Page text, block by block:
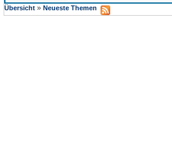
Übersicht » Neueste Themen